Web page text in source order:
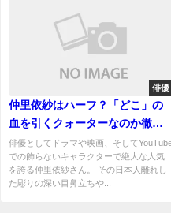
俳優
仲里依紗はハーフ？「どこ」の
血を引くクォーターなのか徹底
調査
俳優としてドラマや映画、そして
での飾らないキャラクターで絶大な人気
を誇る仲里依紗さん。 その日本人離れし
た彫りの深い目鼻立ちや...